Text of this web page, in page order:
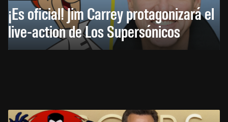
¡Es oficial! Jim Carrey protagonizará el
live-action de Los Supersónicos